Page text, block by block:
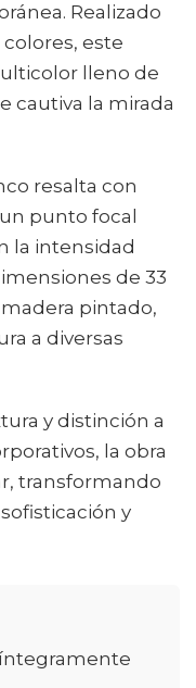
Realizado
este
lleno de
cautiva la mirada
resalta con
punto focal
la intensidad
de 33
pintado,
a diversas
y distinción a
la obra
transformando
y